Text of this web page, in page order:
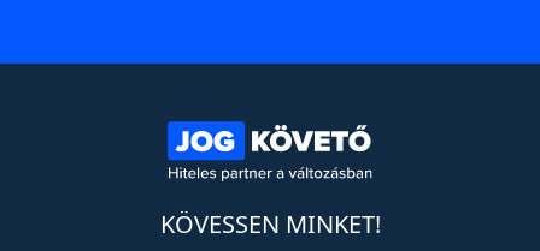
KÖVESSEN MINKET!